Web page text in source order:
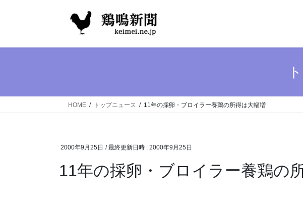
HOME トップニュース 11年の採卵・ブロイラー養鶏の所得は大幅増
2000年9月25日 / 最終更新日時 : 2000年9月25日
11年の採卵・ブロイラー養鶏の